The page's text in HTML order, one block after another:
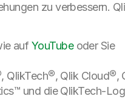
zu verbessern.
auf YouTubeoder Sie
QlikTech®, Qlik Cloud®,
und die QlikTech-